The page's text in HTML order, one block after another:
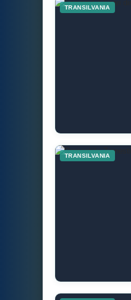
TRANSILVANIA
TRANSILVANIA